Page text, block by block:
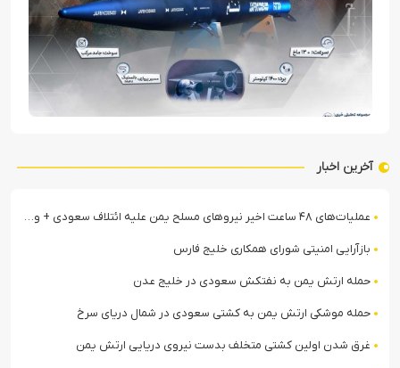
آخرین اخبار
عملیات‌های ۴۸ ساعت اخیر نیروهای مسلح یمن علیه ائتلاف سعودی + ویدیو
بازآرایی امنیتی شورای همکاری خلیج فارس
حمله ارتش یمن به نفتکش سعودی در خلیج عدن
حمله موشکی ارتش یمن به کشتی سعودی در شمال دریای سرخ
غرق شدن اولین کشتی متخلف بدست نیروی دریایی ارتش یمن